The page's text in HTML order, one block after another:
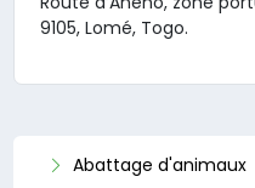
9105, Lomé, Togo.
Abattage d'animaux